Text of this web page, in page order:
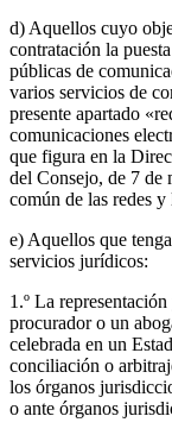
d) Aquellos cuyo
contratación la
públicas de
varios servicios de
presente apartado
comunicaciones
que figura en la
del Consejo, de 7 de
común de las redes
e) Aquellos que
servicios jurídicos:
1.º La
procurador o un
celebrada en un
conciliación o
los órganos
o ante órganos